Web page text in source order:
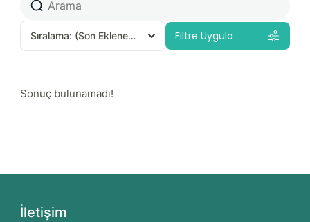
Sıralama: (Son Eklenenler) Filtre Uygula
Sonuç bulunamadı!
İletişim